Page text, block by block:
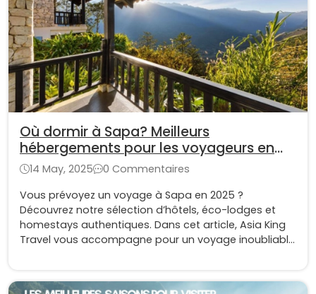
Où dormir à Sapa? Meilleurs
hébergements pour les voyageurs en
2025
14 May, 2025
0 Commentaires
Vous prévoyez un voyage à Sapa en 2025 ?
Découvrez notre sélection d’hôtels, éco-lodges et
homestays authentiques. Dans cet article, Asia King
Travel vous accompagne pour un voyage inoubliable